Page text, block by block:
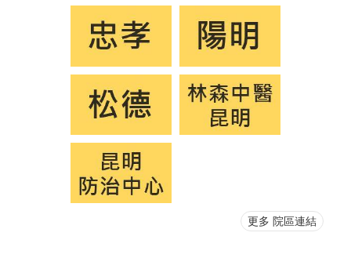
更多 院區連結